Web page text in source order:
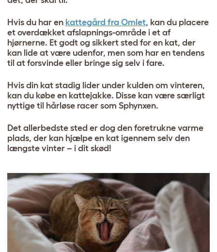
Hvis du har en kattegård fra Omlet, kan du placere
et overdækket afslapnings-område i et af
hjørnerne. Et godt og sikkert sted for en kat, der
kan lide at være udenfor, men som har en tendens
til at forsvinde eller bringe sig selv i fare.
Hvis din kat stadig lider under kulden om vinteren,
kan du købe en kattejakke. Disse kan være særligt
nyttige til hårløse racer som Sphynxen.
Det allerbedste sted er dog den foretrukne varme
plads, der kan hjælpe en kat igennem selv den
længste vinter – i dit skød!